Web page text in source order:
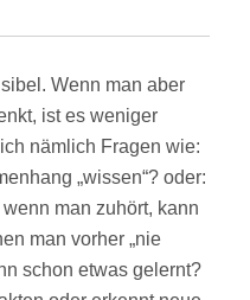
Wenn man aber
ist es weniger
nämlich Fragen wie:
„wissen“? oder:
man zuhört, kann
man vorher „nie
schon etwas gelernt?